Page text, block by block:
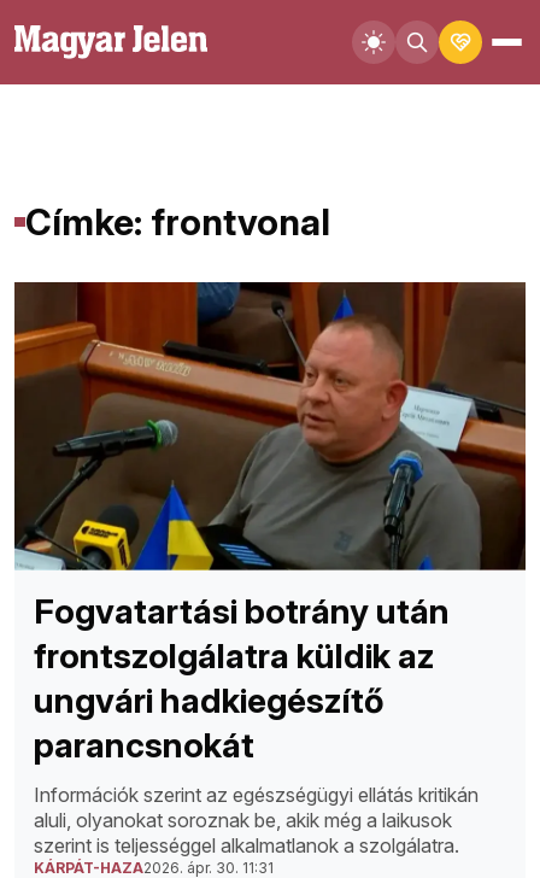
Címke: frontvonal
Fogvatartási botrány után
frontszolgálatra küldik az
ungvári hadkiegészítő
parancsnokát
Információk szerint az egészségügyi ellátás kritikán
aluli, olyanokat soroznak be, akik még a laikusok
szerint is teljességgel alkalmatlanok a szolgálatra.
KÁRPÁT-HAZA2026. ápr. 30. 11:31